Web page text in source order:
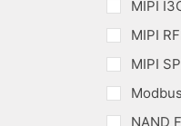
MIPI
MIPI
MIPI
NAND